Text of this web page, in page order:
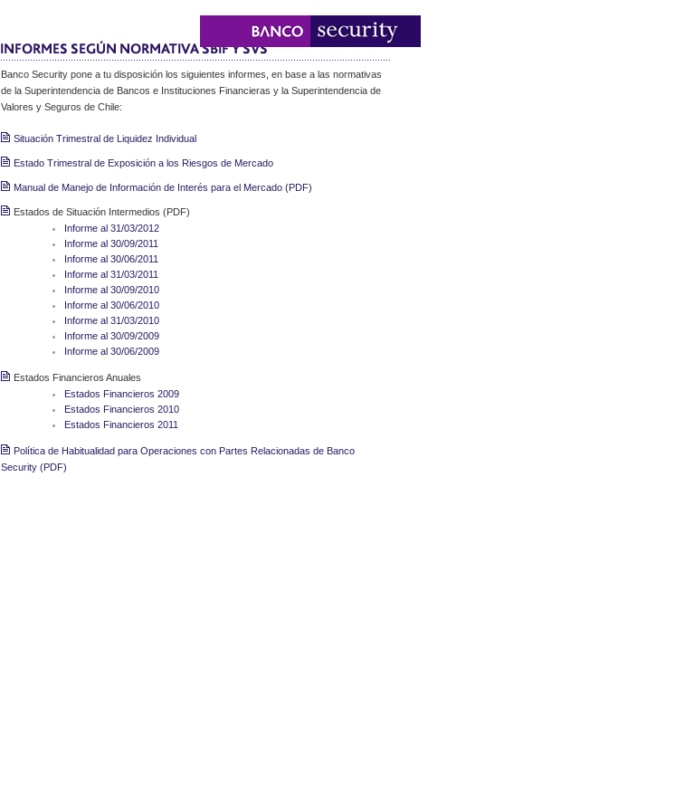
Banco Security pone a tu disposición los siguientes informes, en base a las normativas
de la Superintendencia de Bancos e Instituciones Financieras y la Superintendencia de
Valores y Seguros de Chile:
Situación Trimestral de Liquidez Individual
Estado Trimestral de Exposición a los Riesgos de Mercado
Manual de Manejo de Información de Interés para el Mercado (PDF)
Estados de Situación Intermedios (PDF)
Informe al 31/03/2012
Informe al 30/09/2011
Informe al 30/06/2011
Informe al 31/03/2011
Informe al 30/09/2010
Informe al 30/06/2010
Informe al 31/03/2010
Informe al 30/09/2009
Informe al 30/06/2009
Estados Financieros Anuales
Estados Financieros 2009
Estados Financieros 2010
Estados Financieros 2011
Política de Habitualidad para Operaciones con Partes Relacionadas de Banco
Security (PDF)